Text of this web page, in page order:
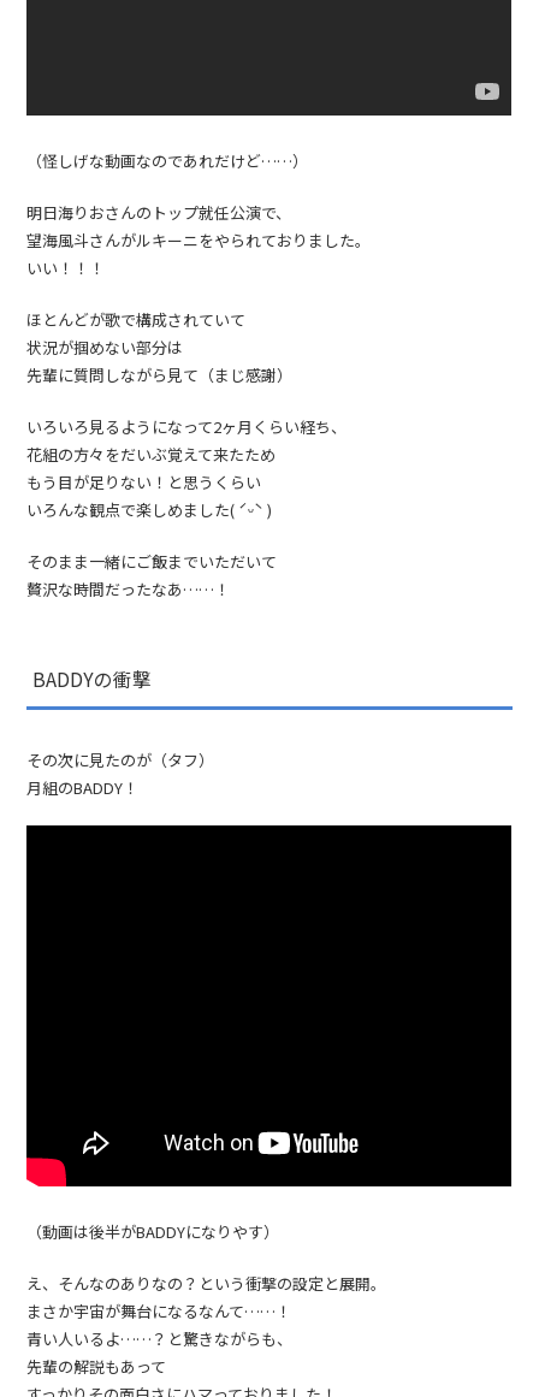
（怪しげな動画なのであれだけど……）
明日海りおさんのトップ就任公演で、
望海風斗さんがルキーニをやられておりました。
いい！！！
ほとんどが歌で構成されていて
状況が掴めない部分は
先輩に質問しながら見て（まじ感謝）
いろいろ見るようになって2ヶ月くらい経ち、
花組の方々をだいぶ覚えて来たため
もう目が足りない！と思うくらい
いろんな観点で楽しめました( ˊᵕˋ )
そのまま一緒にご飯までいただいて
贅沢な時間だったなあ……！
BADDYの衝撃
その次に見たのが（タフ）
月組のBADDY！
（動画は後半がBADDYになりやす）
え、そんなのありなの？という衝撃の設定と展開。
まさか宇宙が舞台になるなんて……！
青い人いるよ……？と驚きながらも、
先輩の解説もあって